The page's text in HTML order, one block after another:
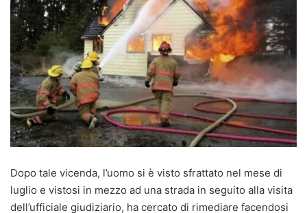
Dopo tale vicenda, l’uomo si è visto sfrattato nel mese di
luglio e vistosi in mezzo ad una strada in seguito alla visita
dell’ufficiale giudiziario, ha cercato di rimediare facendosi